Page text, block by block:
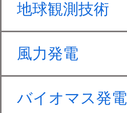
地球観測技術
風力発電
バイオマス発電